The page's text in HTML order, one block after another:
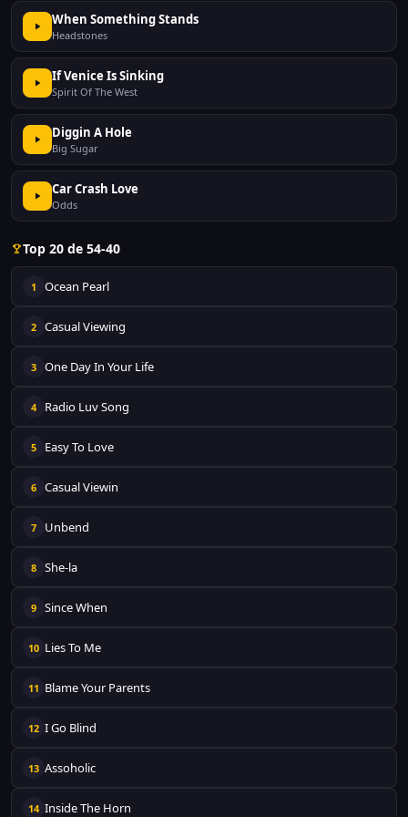
When Something Stands
Headstones
If Venice Is Sinking
Spirit Of The West
Diggin A Hole
Big Sugar
Car Crash Love
Odds
Top 20 de 54-40
1 Ocean Pearl
2 Casual Viewing
3 One Day In Your Life
4 Radio Luv Song
5 Easy To Love
6 Casual Viewin
7 Unbend
8 She-la
9 Since When
10 Lies To Me
11 Blame Your Parents
12 I Go Blind
13 Assoholic
14 Inside The Horn